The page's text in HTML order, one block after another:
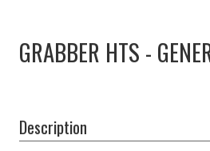
GRABBER HTS -
Description